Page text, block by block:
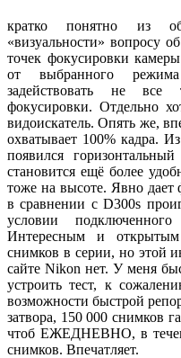
кратко понятно из
«визуальности» вопросу
точек фокусировки
от выбранного
задействовать не все
фокусировки. Отдельно
видоискатель. Опять же,
охватывает 100% кадра.
появился
становится ещё более
тоже на высоте. Явно дает
в сравнении с D300s
условии
Интересным и открытым
снимков в серии, но этой
сайте Nikon нет. У меня
устроить тест, к
возможности быстрой
затвора, 150 000 снимков
чтоб ЕЖЕДНЕВНО, в
снимков. Впечатляет.